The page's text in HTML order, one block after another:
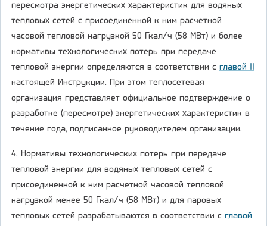
пересмотра энергетических характеристик для водяных
тепловых сетей с присоединенной к ним расчетной
часовой тепловой нагрузкой 50 Гкал/ч (58 МВт) и более
нормативы технологических потерь при передаче
тепловой энергии определяются в соответствии с главой II
настоящей Инструкции. При этом теплосетевая
организация представляет официальное подтверждение о
разработке (пересмотре) энергетических характеристик в
течение года, подписанное руководителем организации.
4. Нормативы технологических потерь при передаче
тепловой энергии для водяных тепловых сетей с
присоединенной к ним расчетной часовой тепловой
нагрузкой менее 50 Гкал/ч (58 МВт) и для паровых
тепловых сетей разрабатываются в соответствии с главой